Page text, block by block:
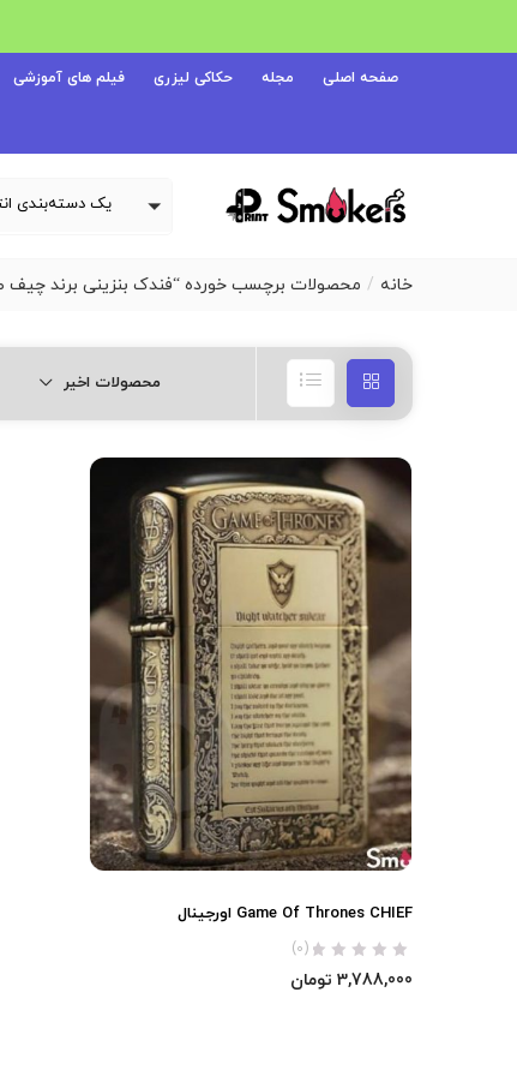
صفحه اصلی مجله حکاکی لیزری فیلم های آموزشی
خانه محصولات برچسب خورده “فندک بنزینی برند چیف
محصولات اخیر
Game Of Thrones CHIEF اورجینال
(0)
3,788,000 تومان